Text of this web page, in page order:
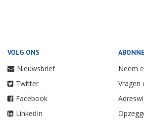
VOLG ONS
Nieuwsbrief
Twitter
Facebook
LinkedIn
Neem
Vragen